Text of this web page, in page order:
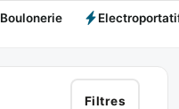
Boulonerie
Filtres